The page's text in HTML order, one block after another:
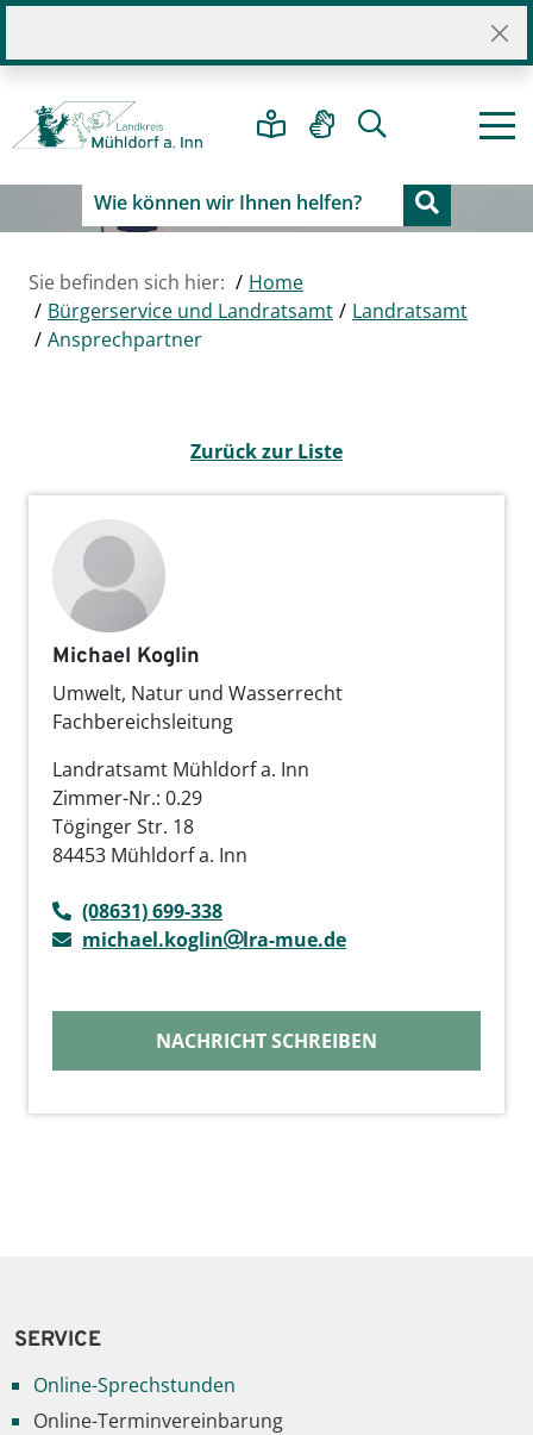
Sie befinden sich hier:
Home
Bürgerservice und Landratsamt
Landratsamt
Ansprechpartner
Zurück zur Liste
Michael Koglin
Umwelt, Natur und Wasserrecht
Fachbereichsleitung
Landratsamt Mühldorf a. Inn
Zimmer-Nr.: 0.29
Töginger Str. 18
84453 Mühldorf a. Inn
(08631) 699-338
michael.koglin
lra-mue.de
NACHRICHT SCHREIBEN
SERVICE
Online-Sprechstunden
Online-Terminvereinbarung